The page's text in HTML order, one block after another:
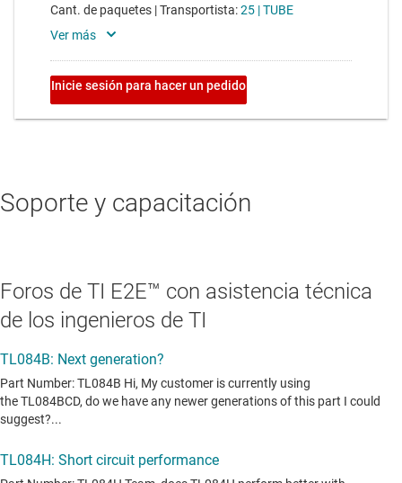
Soporte y capacitación
Foros de TI E2E™ con asistencia técnica
de los ingenieros de TI